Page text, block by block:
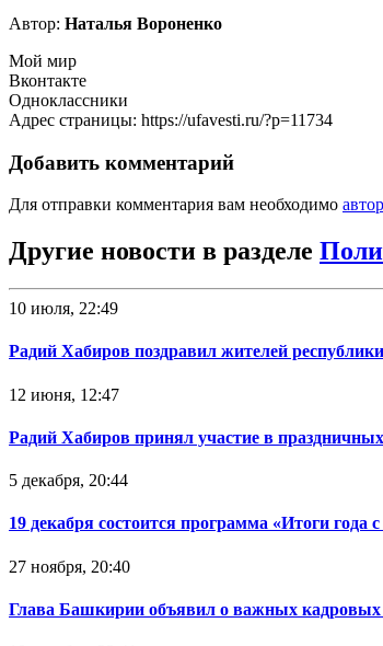
Автор: Наталья Вороненко
Мой мир
Вконтакте
Одноклассники
Адрес страницы: https://ufavesti.ru/?p=11734
Добавить комментарий
Для отправки комментария вам необходимо
Другие новости в разделе
10 июля, 22:49
Радий Хабиров поздравил жителей
12 июня, 12:47
Радий Хабиров принял участие в
5 декабря, 20:44
19 декабря состоится программа «Итоги
27 ноября, 20:40
Глава Башкирии объявил о важных кадровых